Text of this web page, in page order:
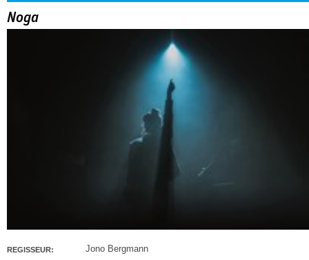
Noga
REGISSEUR: Jono Bergmann